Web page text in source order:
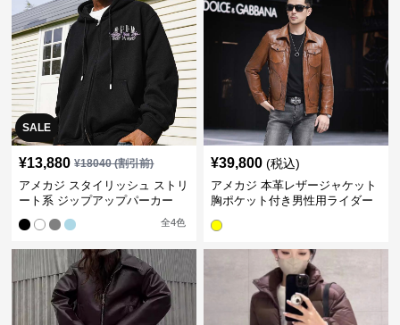
SALE
¥13,880 ¥18040(割引前)
アメカジ スタイリッシュ ストリ
ート系 ジップアップパーカー
全4色
¥39,800 (税込)
アメカジ 本革レザージャケット
胸ポケット付き男性用ライダー